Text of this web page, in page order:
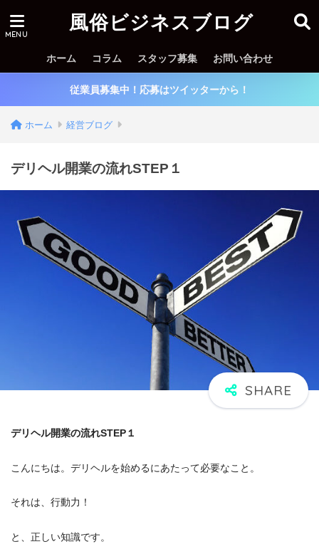
風俗ビジネスブログ
ホーム コラム スタッフ募集 お問い合わせ
従業員募集中！応募はツイッターから！
ホーム 経営ブログ
デリヘル開業の流れSTEP１
デリヘル開業の流れSTEP１
こんにちは。デリヘルを始めるにあたって必要なこと。
それは、行動力！
と、正しい知識です。